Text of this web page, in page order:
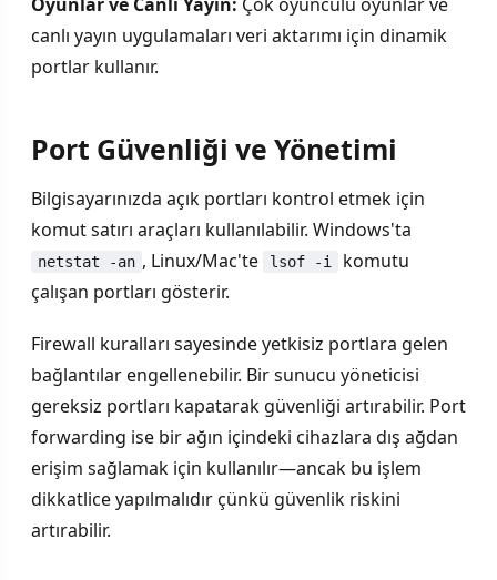
canlı yayın uygulamaları veri aktarımı için dinamik
portlar kullanır.
Port Güvenliği ve Yönetimi
Bilgisayarınızda açık portları kontrol etmek için
komut satırı araçları kullanılabilir. Windows'ta
netstat -an , Linux/Mac'te lsof -i
komutu
çalışan portları gösterir.
Firewall kuralları sayesinde yetkisiz portlara gelen
bağlantılar engellenebilir. Bir sunucu yöneticisi
gereksiz portları kapatarak güvenliği artırabilir. Port
forwarding ise bir ağın içindeki cihazlara dış ağdan
erişim sağlamak için kullanılır—ancak bu işlem
dikkatlice yapılmalıdır çünkü güvenlik riskini
artırabilir.